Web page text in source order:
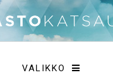
VALIKKO